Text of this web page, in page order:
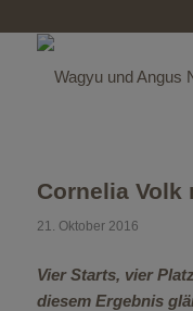
Cornelia Volk
21. Oktober 2016
Vier Starts, vier
diesem Ergebnis